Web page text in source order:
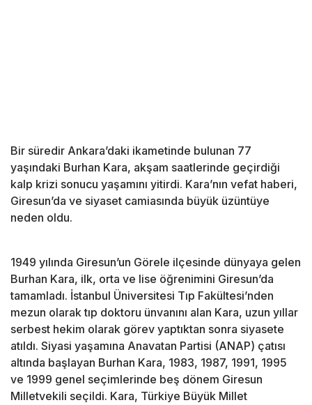
Bir süredir Ankara’daki ikametinde bulunan 77
yaşındaki Burhan Kara, akşam saatlerinde geçirdiği
kalp krizi sonucu yaşamını yitirdi. Kara’nın vefat haberi,
Giresun’da ve siyaset camiasında büyük üzüntüye
neden oldu.
1949 yılında Giresun’un Görele ilçesinde dünyaya gelen
Burhan Kara, ilk, orta ve lise öğrenimini Giresun’da
tamamladı. İstanbul Üniversitesi Tıp Fakültesi’nden
mezun olarak tıp doktoru ünvanını alan Kara, uzun yıllar
serbest hekim olarak görev yaptıktan sonra siyasete
atıldı. Siyasi yaşamına Anavatan Partisi (ANAP) çatısı
altında başlayan Burhan Kara, 1983, 1987, 1991, 1995
ve 1999 genel seçimlerinde beş dönem Giresun
Milletvekili seçildi. Kara, Türkiye Büyük Millet